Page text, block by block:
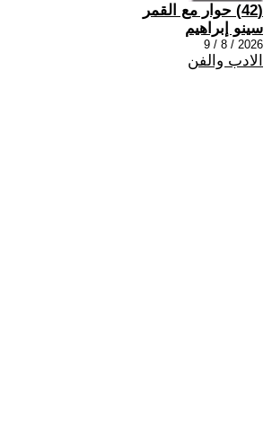
(42) حوار مع القمر
سينو إبراهيم
2026 / 8 / 9
الادب والفن